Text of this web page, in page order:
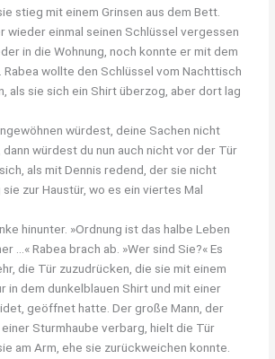
stieg mit einem Grinsen aus dem Bett.
wieder einmal seinen Schlüssel vergessen
in die Wohnung, noch konnte er mit dem
Rabea wollte den Schlüssel vom Nachttisch
als sie sich ein Shirt überzog, aber dort lag
würdest, deine Sachen nicht
dann würdest du nun auch nicht vor der Tür
als mit Dennis redend, der sie nicht
zur Haustür, wo es ein viertes Mal
hinunter. »Ordnung ist das halbe Leben
…« Rabea brach ab. »Wer sind Sie?« Es
die Tür zuzudrücken, die sie mit einem
in dem dunkelblauen Shirt und mit einer
geöffnet hatte. Der große Mann, der
Sturmhaube verbarg, hielt die Tür
am Arm, ehe sie zurückweichen konnte.